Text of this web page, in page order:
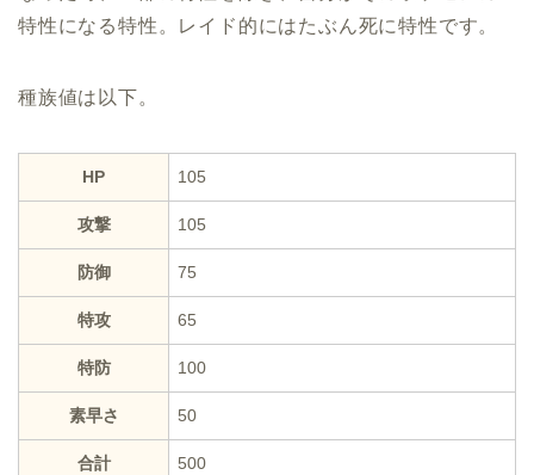
特性になる特性。レイド的にはたぶん死に特性です。
種族値は以下。
HP 105
攻撃 105
防御 75
特攻 65
特防 100
素早さ 50
合計 500